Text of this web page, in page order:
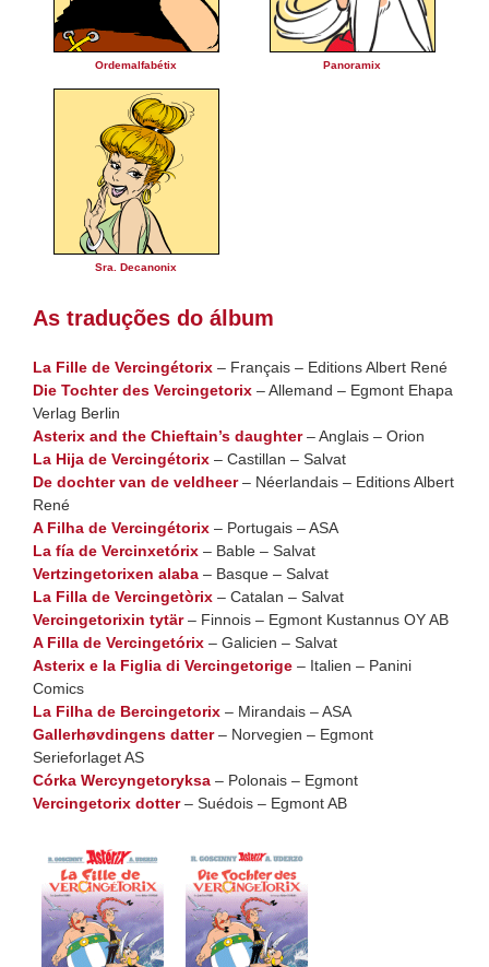
Ordemalfabétix Panoramix
Sra. Decanonix
As traduções do álbum
La Fille de Vercingétorix – Français – Editions Albert René
Die Tochter des Vercingetorix – Allemand – Egmont Ehapa
Verlag Berlin
Asterix and the Chieftain’s daughter– Anglais – Orion
La Hija de Vercingétorix – Castillan – Salvat
De dochter van de veldheer– Néerlandais – Editions Albert
René
A Filha de Vercingétorix – Portugais – ASA
La fía de Vercinxetórix – Bable – Salvat
Vertzingetorixen alaba – Basque – Salvat
La Filla de Vercingetòrix – Catalan – Salvat
Vercingetorixin tytär– Finnois – Egmont Kustannus OY AB
A Filla de Vercingetórix – Galicien – Salvat
Asterix e la Figlia di Vercingetorige – Italien – Panini
Comics
La Filha de Bercingetorix – Mirandais – ASA
Gallerhøvdingens datter– Norvegien – Egmont
Serieforlaget AS
Córka Wercyngetoryksa – Polonais – Egmont
Vercingetorix dotter– Suédois – Egmont AB